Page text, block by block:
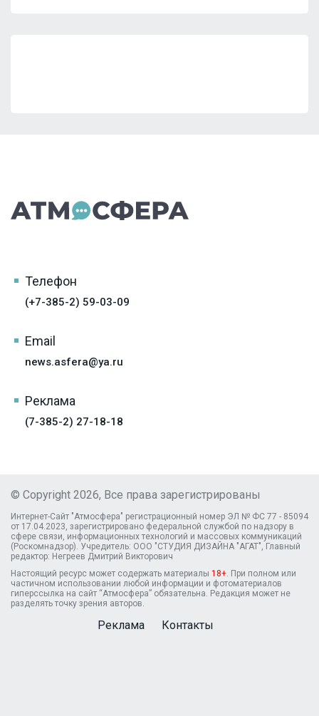
Телефон
(+7-385-2) 59-03-09
Email
news.asfera@ya.ru
Реклама
(7-385-2) 27-18-18
© Copyright 2026, Все права зарегистрированы
Интернет-Сайт "Атмосфера" регистрационный номер ЭЛ № ФС 77 - 85094
от 17.04.2023, зарегистрировано федеральной службой по надзору в
сфере связи, информационных технологий и массовых коммуникаций
(Роскомнадзор). Учредитель: ООО "СТУДИЯ ДИЗАЙНА "АГАТ", Главный
редактор: Негреев Дмитрий Викторович
Настоящий ресурс может содержать материалы 18+ . При полном или
частичном использовании любой информации и фотоматериалов
гиперссылка на сайт “Атмосфера” обязательна. Редакция может не
разделять точку зрения авторов.
Реклама Контакты